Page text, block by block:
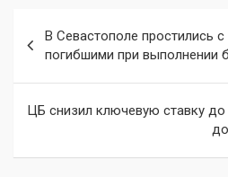
по
записям
В Севастополе простились
погибшими при выполнении
ЦБ снизил ключевую ставку до